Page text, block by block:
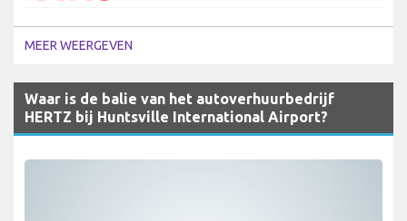
MEER WEERGEVEN
Waar is de balie van het autoverhuurbedrijf
HERTZ bij Huntsville International Airport?